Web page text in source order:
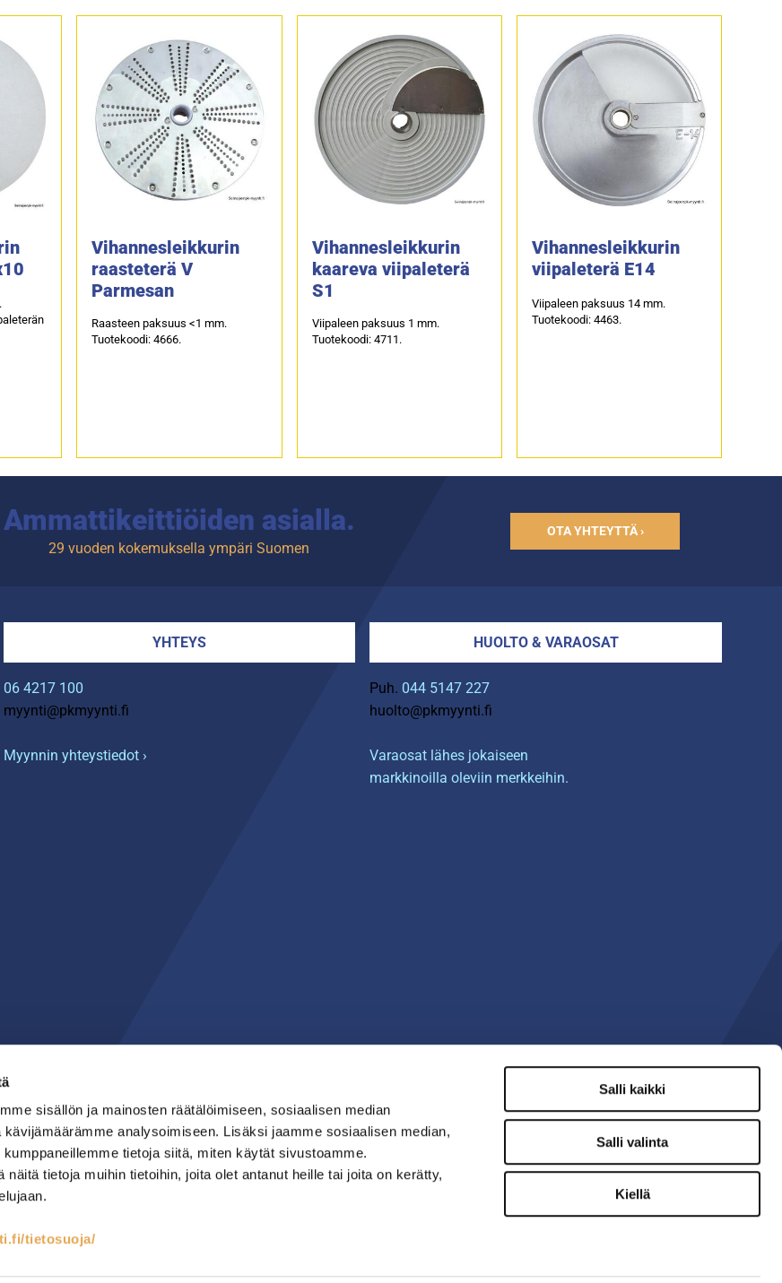
sisällön ja mainosten räätälöimiseen, sosiaalisen median
analysoimiseen. Lisäksi jaamme sosiaalisen median,
tietoja siitä, miten käytät sivustoamme.
näitä tietoja muihin tietoihin, joita olet antanut heille tai joita on kerätty,
tietosuoja/
Salli kaikki
Salli valinta
Kiellä
Vihannesleikkurin
raasteterä V
Parmesan
Raasteen paksuus <1 mm.
Tuotekoodi: 4666.
Vihannesleikkurin
kaareva viipaleterä
S1
Viipaleen paksuus 1 mm.
Tuotekoodi: 4711.
Vihannesleikkurin
viipaleterä E14
Viipaleen paksuus 14 mm.
Tuotekoodi: 4463.
Ammattikeittiöiden asialla.
29 vuoden kokemuksella ympäri Suomen
OTA YHTEYTTÄ ›
YHTEYS
06 4217 100
myynti@pkmyynti.fi
Myynnin yhteystiedot ›
HUOLTO & VARAOSAT
Puh. 044 5147 227
huolto@pkmyynti.fi
Varaosat lähes jokaiseen
markkinoilla oleviin merkkeihin.
RST-kalusteet